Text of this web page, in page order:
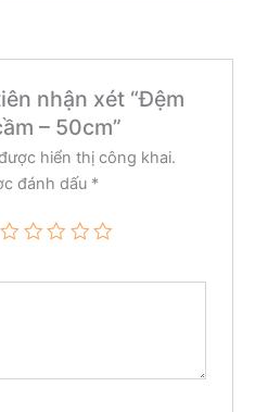
nhận xét “Đệm
– 50cm”
hiển thị công khai.
đánh dấu *